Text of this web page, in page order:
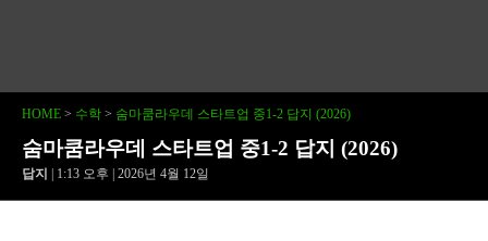
HOME > 수학 > 숨마쿰라우데 스타트업 중1-2 답지 (2026)
숨마쿰라우데 스타트업 중1-2 답지 (2026)
답지 | 1:13 오후 | 2026년 4월 12일